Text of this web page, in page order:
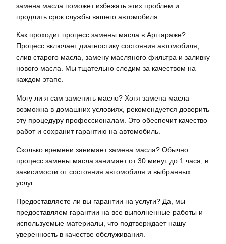
замена масла поможет избежать этих проблем и
продлить срок службы вашего автомобиля.
Как проходит процесс замены масла в Артгараже?
Процесс включает диагностику состояния автомобиля,
слив старого масла, замену масляного фильтра и заливку
нового масла. Мы тщательно следим за качеством на
каждом этапе.
Могу ли я сам заменить масло? Хотя замена масла
возможна в домашних условиях, рекомендуется доверить
эту процедуру профессионалам. Это обеспечит качество
работ и сохранит гарантию на автомобиль.
Сколько времени занимает замена масла? Обычно
процесс замены масла занимает от 30 минут до 1 часа, в
зависимости от состояния автомобиля и выбранных
услуг.
Предоставляете ли вы гарантии на услуги? Да, мы
предоставляем гарантии на все выполненные работы и
используемые материалы, что подтверждает нашу
уверенность в качестве обслуживания.